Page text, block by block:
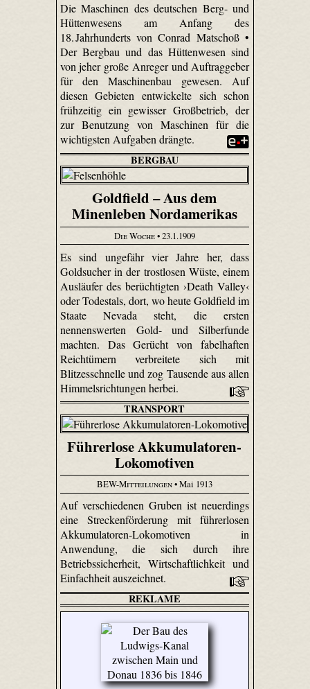
Die Maschinen des deutschen Berg- und
Hüttenwesens am Anfang des
18. Jahrhunderts von Conrad Matschoß •
Der Bergbau und das Hüttenwesen sind
von jeher große Anreger und Auftraggeber
für den Maschinenbau gewesen. Auf
diesen Gebieten entwickelte sich schon
frühzeitig ein gewisser Großbetrieb, der
zur Benutzung von Maschinen für die
wichtigsten Aufgaben drängte.
BERGBAU
Goldfield – Aus dem
Minenleben Nordamerikas
Die Woche• 23.1.1909
Es sind ungefähr vier Jahre her, dass
Goldsucher in der trostlosen Wüste, einem
Ausläufer des berüchtigten ›Death Valley‹
oder Todestals, dort, wo heute Gol­dfield im
Staate Nevada steht, die ersten
nennenswerten Gold- und Silberfunde
machten. Das Gerücht von fabelhaften
Reichtümern verbreitete sich mit
Blitzesschnelle und zog Tausende aus allen
Himmelsrichtungen herbei.
TRANSPORT
Führerlose Akkumulatoren-
Lokomotiven
BEW-Mitteilungen• Mai 1913
Auf verschiedenen Gruben ist neuerdings
eine Streckenförderung mit führerlosen
Akkumulatoren-Lokomotiven in
Anwendung, die sich durch ihre
Betriebssicherheit, Wirtschaftlichkeit und
Einfachheit auszeichnet.
REKLAME